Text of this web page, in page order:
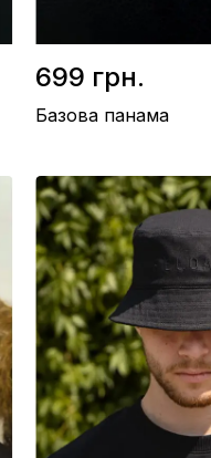
699 грн.
Базова панама
Матеріал / Бавовна
Виробництво / Україна
Колір / Зелений